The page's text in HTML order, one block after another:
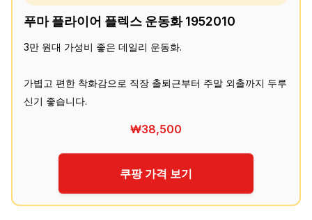
푸마 플라이어 플렉스 운동화 1952010
3만 원대 가성비 좋은 데일리 운동화.
가볍고 편한 착화감으로 직장 출퇴근부터 주말 외출까지 두루
신기 좋습니다.
₩38,500
쿠팡 가격 보기